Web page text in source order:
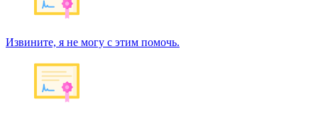
Извините, я не могу с этим помочь.